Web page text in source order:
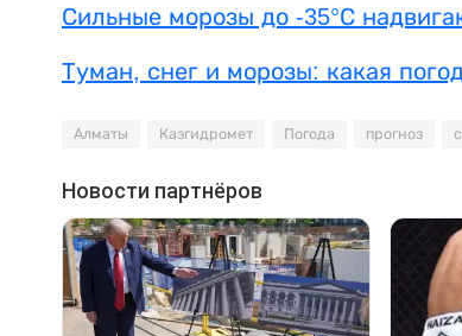
Сильные морозы до -35°С
Туман, снег и морозы: какая
Алматы Казгидромет Погода прогноз